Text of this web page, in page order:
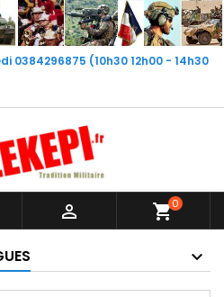
0384296875 (10h30 12h00 - 14h30
 shopping_cart0